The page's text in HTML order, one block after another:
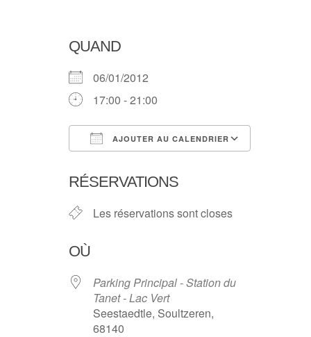
QUAND
06/01/2012
17:00 - 21:00
AJOUTER AU CALENDRIER
RÉSERVATIONS
Les réservations sont closes
OÙ
Parking Principal - Station du
Tanet - Lac Vert
Seestaedtle, Soultzeren,
68140